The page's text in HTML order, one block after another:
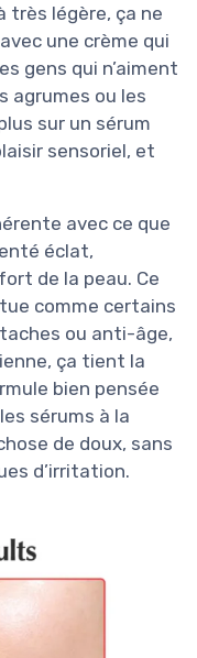
très légère, ça ne
une crème qui
gens qui n’aiment
agrumes ou les
sur un sérum
sensoriel, et
avec ce que
éclat,
de la peau. Ce
comme certains
ou anti-âge,
ça tient la
bien pensée
sérums à la
de doux, sans
d’irritation.